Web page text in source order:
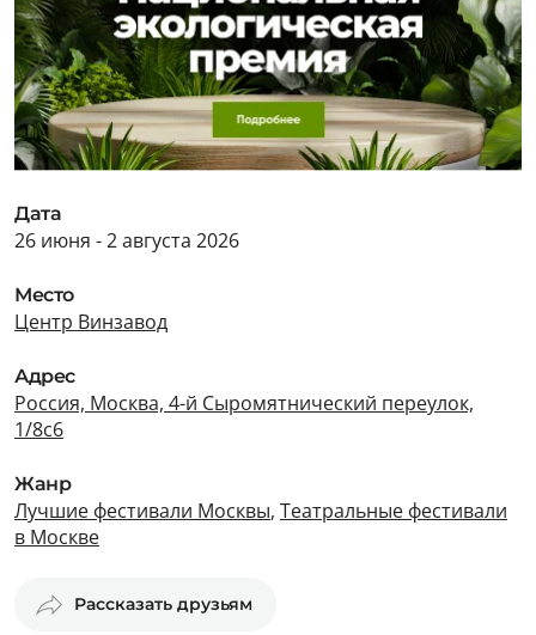
Дата
26 июня - 2 августа 2026
Место
Центр Винзавод
Адрес
Россия, Москва, 4-й Сыромятнический переулок,
1/8с6
Жанр
Лучшие фестивали Москвы, Театральные фестивали
в Москве
Рассказать друзьям